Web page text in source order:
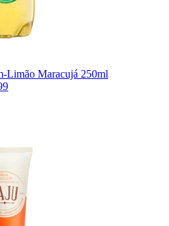
Limão Maracujá 250ml